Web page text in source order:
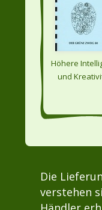
Höhere
und
Die
verstehen